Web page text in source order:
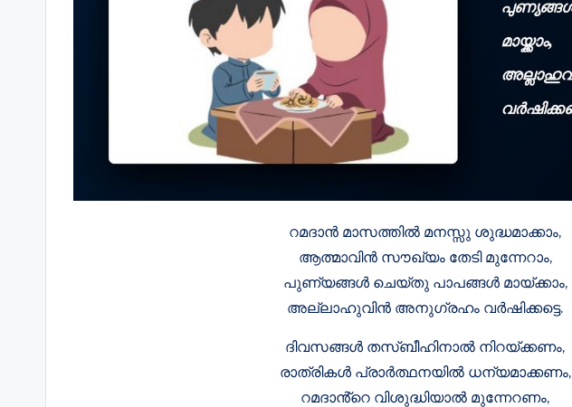
റമദാൻ മാസത്തിൽ മനസ്സു ശുദ്ധമാക്കാം,
ആത്മാവിൻ സൗഖ്യം തേടി മുന്നേറാം,
പുണ്യങ്ങൾ ചെയ്തു പാപങ്ങൾ മായ്ക്കാം,
അല്ലാഹുവിൻ അനുഗ്രഹം വർഷിക്കട്ടെ.
ദിവസങ്ങൾ തസ്ബീഹിനാൽ നിറയ്ക്കണം,
രാത്രികൾ പ്രാർത്ഥനയിൽ ധന്യമാക്കണം,
റമദാൻ്റെ വിശുദ്ധിയാൽ മുന്നേറണം,